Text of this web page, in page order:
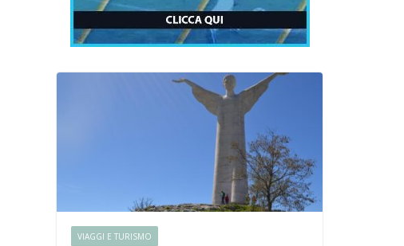
VIAGGI E TURISMO